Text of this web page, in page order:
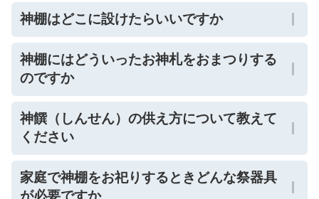
神社の施設 他
神棚の祭り方
四季の祭りと行事
人生礼儀
神棚はどこに設けたらいいですか
神棚にはどういったお神札をおまつりする
のですか
神饌（しんせん）の供え方について教えて
ください
家庭で神棚をお祀りするときどんな祭器具
が必要ですか